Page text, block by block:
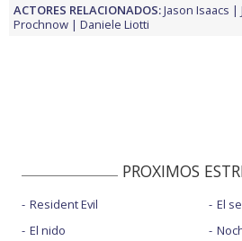
ACTORES RELACIONADOS:Jason Isaacs
Prochnow
Daniele Liotti
PROXIMOS
Resident Evil
El nido
El